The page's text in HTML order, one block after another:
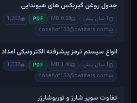
جدول روغن گیربکس های هیوندایی
1 سال پیش 0.08 MB
PDF
1,262
cosehof132@dwriters.com
انواع سیستم ترمز پیشرفته الکترونیکی
1 سال پیش 1.46 MB
PDF
1,032
cosehof132@dwriters.com
تفاوت سوپر شارژ و توربوشارژر